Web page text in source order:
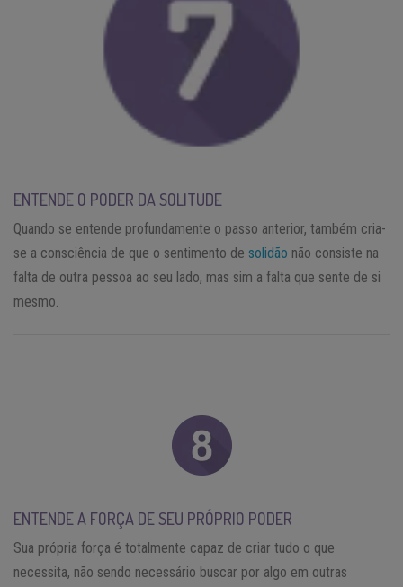
ENTENDE O PODER DA SOLITUDE
Quando se entende profundamente o passo anterior, também cria-
se a consciência de que o sentimento de solidão não consiste na
falta de outra pessoa ao seu lado, mas sim a falta que sente de si
mesmo.
ENTENDE A FORÇA DE SEU PRÓPRIO PODER
Sua própria força é totalmente capaz de criar tudo o que
necessita, não sendo necessário buscar por algo em outras